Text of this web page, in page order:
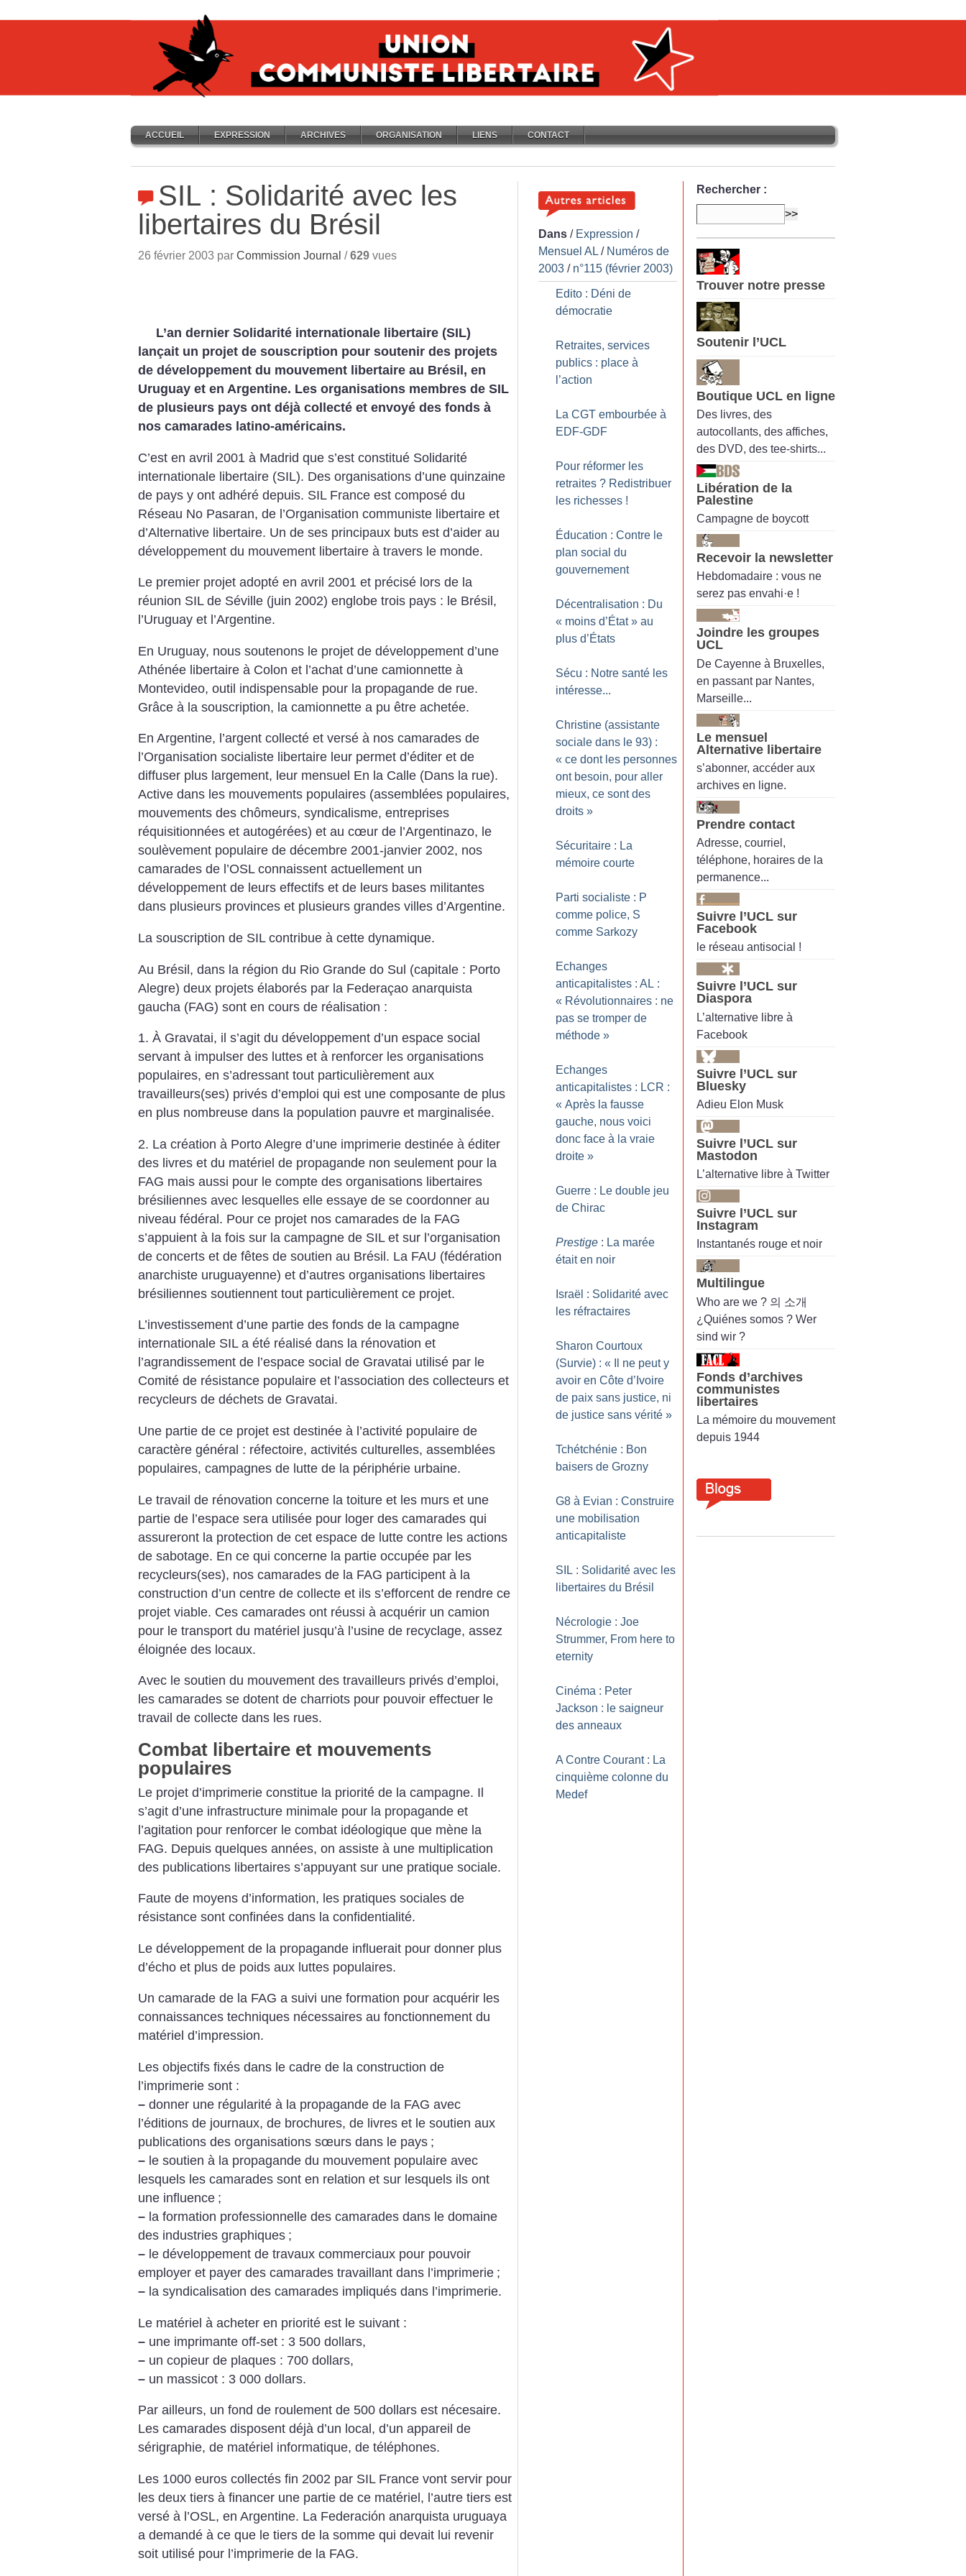
ACCUEIL EXPRESSION ARCHIVES ORGANISATION LIENS CONTACT
SIL : Solidarité avec les
libertaires du Brésil
26 février 2003 par Commission Journal /629 vues
L’an dernier Solidarité internationale libertaire (SIL)
lançait un projet de souscription pour soutenir des projets
de développement du mouvement libertaire au Brésil, en
Uruguay et en Argentine. Les organisations membres de SIL
de plusieurs pays ont déjà collecté et envoyé des fonds à
nos camarades latino-américains.
C’est en avril 2001 à Madrid que s’est constitué Solidarité
internationale libertaire (SIL). Des organisations d’une quinzaine
de pays y ont adhéré depuis. SIL France est composé du
Réseau No Pasaran, de l’Organisation communiste libertaire et
d’Alternative libertaire. Un de ses principaux buts est d’aider au
développement du mouvement libertaire à travers le monde.
Le premier projet adopté en avril 2001 et précisé lors de la
réunion SIL de Séville (juin 2002) englobe trois pays : le Brésil,
l’Uruguay et l’Argentine.
En Uruguay, nous soutenons le projet de développement d’une
Athénée libertaire à Colon et l’achat d’une camionnette à
Montevideo, outil indispensable pour la propagande de rue.
Grâce à la souscription, la camionnette a pu être achetée.
En Argentine, l’argent collecté et versé à nos camarades de
l’Organisation socialiste libertaire leur permet d’éditer et de
diffuser plus largement, leur mensuel En la Calle (Dans la rue).
Active dans les mouvements populaires (assemblées populaires,
mouvements des chômeurs, syndicalisme, entreprises
réquisitionnées et autogérées) et au cœur de l’Argentinazo, le
soulèvement populaire de décembre 2001-janvier 2002, nos
camarades de l’OSL connaissent actuellement un
développement de leurs effectifs et de leurs bases militantes
dans plusieurs provinces et plusieurs grandes villes d’Argentine.
La souscription de SIL contribue à cette dynamique.
Au Brésil, dans la région du Rio Grande do Sul (capitale : Porto
Alegre) deux projets élaborés par la Federaçao anarquista
gaucha (FAG) sont en cours de réalisation :
1. À Gravatai, il s’agit du développement d’un espace social
servant à impulser des luttes et à renforcer les organisations
populaires, en s’adressant tout particulièrement aux
travailleurs(ses) privés d’emploi qui est une composante de plus
en plus nombreuse dans la population pauvre et marginalisée.
2. La création à Porto Alegre d’une imprimerie destinée à éditer
des livres et du matériel de propagande non seulement pour la
FAG mais aussi pour le compte des organisations libertaires
brésiliennes avec lesquelles elle essaye de se coordonner au
niveau fédéral. Pour ce projet nos camarades de la FAG
s’appuient à la fois sur la campagne de SIL et sur l’organisation
de concerts et de fêtes de soutien au Brésil. La FAU (fédération
anarchiste uruguayenne) et d’autres organisations libertaires
brésiliennes soutiennent tout particulièrement ce projet.
L’investissement d’une partie des fonds de la campagne
internationale SIL a été réalisé dans la rénovation et
l’agrandissement de l’espace social de Gravatai utilisé par le
Comité de résistance populaire et l’association des collecteurs et
recycleurs de déchets de Gravatai.
Une partie de ce projet est destinée à l’activité populaire de
caractère général : réfectoire, activités culturelles, assemblées
populaires, campagnes de lutte de la périphérie urbaine.
Le travail de rénovation concerne la toiture et les murs et une
partie de l’espace sera utilisée pour loger des camarades qui
assureront la protection de cet espace de lutte contre les actions
de sabotage. En ce qui concerne la partie occupée par les
recycleurs(ses), nos camarades de la FAG participent à la
construction d’un centre de collecte et ils s’efforcent de rendre ce
projet viable. Ces camarades ont réussi à acquérir un camion
pour le transport du matériel jusqu’à l’usine de recyclage, assez
éloignée des locaux.
Avec le soutien du mouvement des travailleurs privés d’emploi,
les camarades se dotent de charriots pour pouvoir effectuer le
travail de collecte dans les rues.
Combat libertaire et mouvements
populaires
Le projet d’imprimerie constitue la priorité de la campagne. Il
s’agit d’une infrastructure minimale pour la propagande et
l’agitation pour renforcer le combat idéologique que mène la
FAG. Depuis quelques années, on assiste à une multiplication
des publications libertaires s’appuyant sur une pratique sociale.
Faute de moyens d’information, les pratiques sociales de
résistance sont confinées dans la confidentialité.
Le développement de la propagande influerait pour donner plus
d’écho et plus de poids aux luttes populaires.
Un camarade de la FAG a suivi une formation pour acquérir les
connaissances techniques nécessaires au fonctionnement du
matériel d’impression.
Les objectifs fixés dans le cadre de la construction de
l’imprimerie sont :
– donner une régularité à la propagande de la FAG avec
l’éditions de journaux, de brochures, de livres et le soutien aux
publications des organisations sœurs dans le pays ;
– le soutien à la propagande du mouvement populaire avec
lesquels les camarades sont en relation et sur lesquels ils ont
une influence ;
– la formation professionnelle des camarades dans le domaine
des industries graphiques ;
– le développement de travaux commerciaux pour pouvoir
employer et payer des camarades travaillant dans l’imprimerie ;
– la syndicalisation des camarades impliqués dans l’imprimerie.
Le matériel à acheter en priorité est le suivant :
– une imprimante off-set : 3 500 dollars,
– un copieur de plaques : 700 dollars,
– un massicot : 3 000 dollars.
Par ailleurs, un fond de roulement de 500 dollars est nécesaire.
Les camarades disposent déjà d’un local, d’un appareil de
sérigraphie, de matériel informatique, de téléphones.
Les 1000 euros collectés fin 2002 par SIL France vont servir pour
les deux tiers à financer une partie de ce matériel, l’autre tiers est
versé à l’OSL, en Argentine. La Federación anarquista uruguaya
a demandé à ce que le tiers de la somme qui devait lui revenir
soit utilisé pour l’imprimerie de la FAG.
Dans / Expression /
Mensuel AL / Numéros de
2003 / n°115 (février 2003)
Edito : Déni de
démocratie
Retraites, services
publics : place à
l’action
La CGT embourbée à
EDF-GDF
Pour réformer les
retraites ? Redistribuer
les richesses !
Éducation : Contre le
plan social du
gouvernement
Décentralisation : Du
« moins d’État » au
plus d’États
Sécu : Notre santé les
intéresse...
Christine (assistante
sociale dans le 93) :
« ce dont les personnes
ont besoin, pour aller
mieux, ce sont des
droits »
Sécuritaire : La
mémoire courte
Parti socialiste : P
comme police, S
comme Sarkozy
Echanges
anticapitalistes : AL :
« Révolutionnaires : ne
pas se tromper de
méthode »
Echanges
anticapitalistes : LCR :
« Après la fausse
gauche, nous voici
donc face à la vraie
droite »
Guerre : Le double jeu
de Chirac
Prestige : La marée
était en noir
Israël : Solidarité avec
les réfractaires
Sharon Courtoux
(Survie) : «
Il ne peut y
avoir en Côte d’Ivoire
de paix sans justice, ni
de justice sans vérité »
Tchétchénie : Bon
baisers de Grozny
G8 à Evian : Construire
une mobilisation
anticapitaliste
SIL : Solidarité avec les
libertaires du Brésil
Nécrologie : Joe
Strummer, From here to
eternity
Cinéma : Peter
Jackson : le saigneur
des anneaux
A Contre Courant : La
cinquième colonne du
Medef
Rechercher :
Trouver notre presse
Soutenir l’UCL
Boutique UCL en ligne
Des livres, des
autocollants, des affiches,
des DVD, des tee-shirts...
Libération de la
Palestine
Campagne de boycott
Recevoir la newsletter
Hebdomadaire : vous ne
serez pas envahi·e !
Joindre les groupes
UCL
De Cayenne à Bruxelles,
en passant par Nantes,
Marseille...
Le mensuel
Alternative libertaire
s’abonner, accéder aux
archives en ligne.
Prendre contact
Adresse, courriel,
téléphone, horaires de la
permanence...
Suivre l’UCL sur
Facebook
le réseau antisocial !
Suivre l’UCL sur
Diaspora
L’alternative libre à
Facebook
Suivre l’UCL sur
Bluesky
Adieu Elon Musk
Suivre l’UCL sur
Mastodon
L’alternative libre à Twitter
Suivre l’UCL sur
Instagram
Instantanés rouge et noir
Multilingue
Who are we ? 의 소개
¿Quiénes somos ? Wer
sind wir ?
Fonds d’archives
communistes
libertaires
La mémoire du mouvement
depuis 1944